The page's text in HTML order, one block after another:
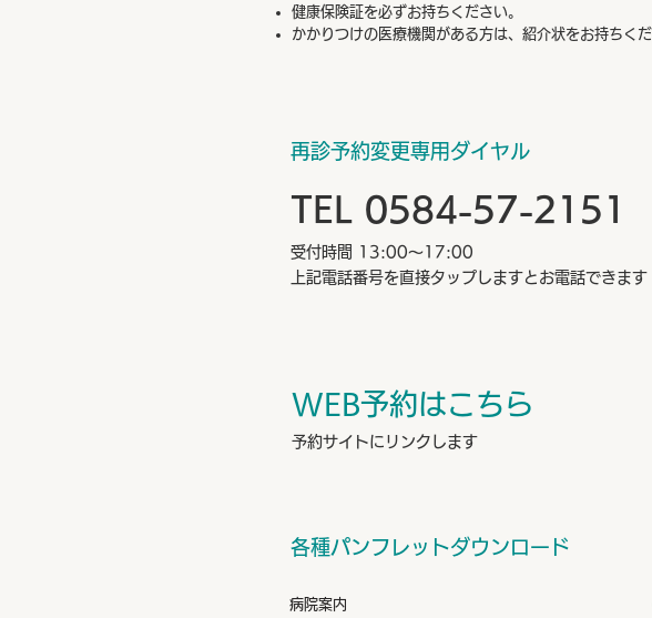
健康保険証を必ずお持ちください。
かかりつけの医療機関がある方は、紹介状をお持ちく
再診予約変更専用ダイヤル
TEL 0584-57-2151
受付時間 13:00～17:00
上記電話番号を直接タップしますとお電話できます
WEB予約はこちら
予約サイトにリンクします
各種パンフレットダウンロード
病院案内